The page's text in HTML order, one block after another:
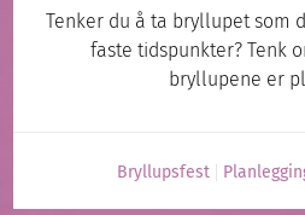
Tenker du å ta bryllupet som
faste tidspunkter? Tenk
bryllupene er
Bryllupsfest